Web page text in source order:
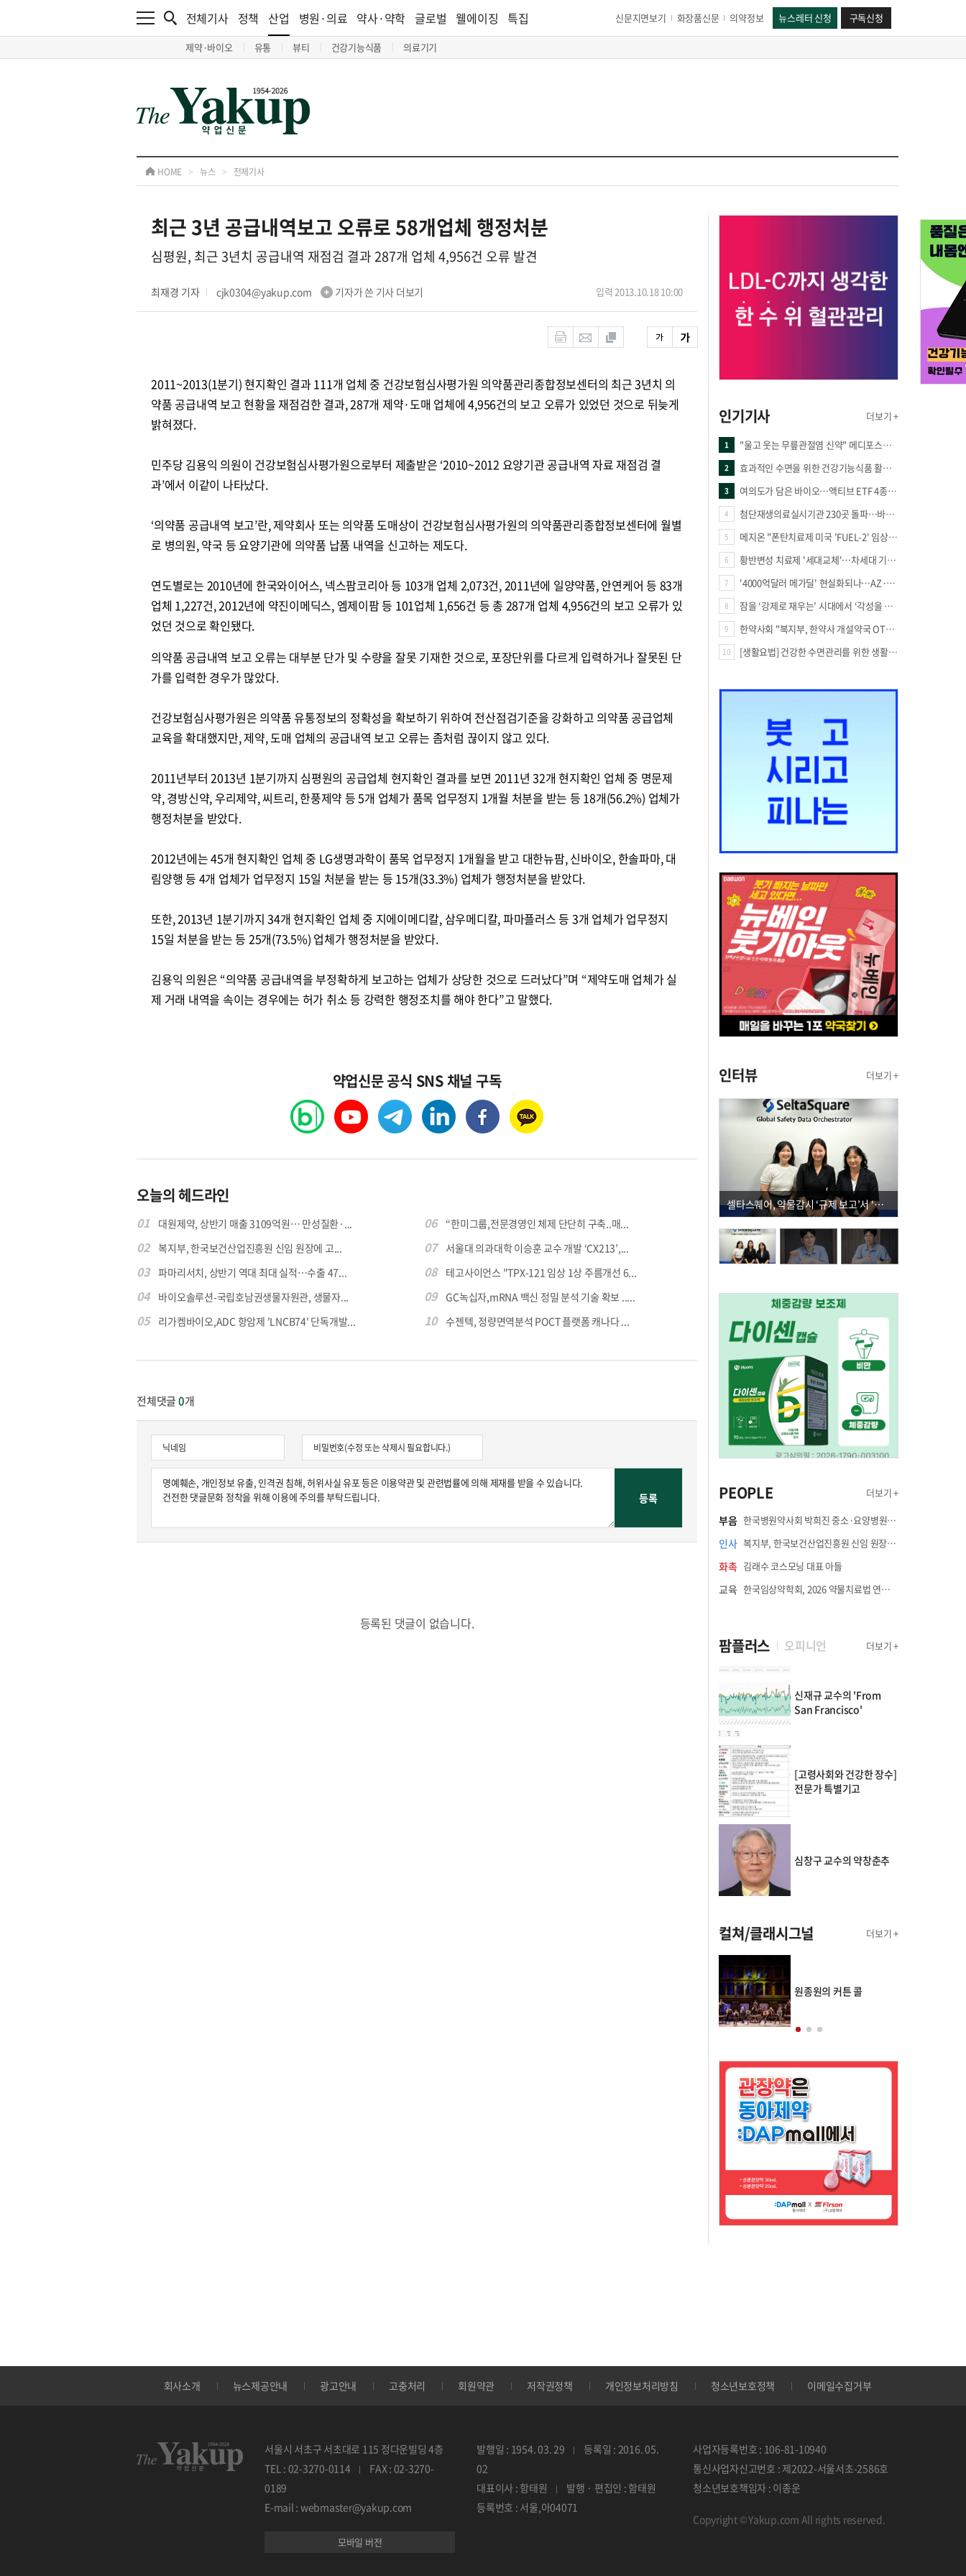
전체기사 정책 산업
제약·바이오 유통 뷰티 건강기능식품 의료기기
병원·의료 약사·약학 글로벌 웰에이징 특집 신문지면보기 화장품신문 의약정보 뉴스레터 신청 구독신청
HOME > 뉴스 > 전체기사
최근 3년 공급내역보고 오류로 58개업체 행정처분
심평원, 최근 3년치 공급내역 재점검 결과 287개 업체 4,956건 오류 발견
최재경 기자 cjk0304@yakup.com 기자가 쓴 기사 더보기 입력 2013.10.18 10:00
2011~2013(1분기) 현지확인 결과 111개 업체 중 건강보험심사평가원 의약품관리종합정보센터의 최근 3년치 의
약품 공급내역 보고 현황을 재점검한 결과, 287개 제약·도매 업체에 4,956건의 보고 오류가 있었던 것으로 뒤늦게
밝혀졌다.
민주당 김용익 의원이 건강보험심사평가원으로부터 제출받은 ‘2010~2012 요양기관 공급내역 자료 재점검 결
과’에서 이같이 나타났다.
‘의약품 공급내역 보고’란, 제약회사 또는 의약품 도매상이 건강보험심사평가원의 의약품관리종합정보센터에 월별
로 병의원, 약국 등 요양기관에 의약품 납품 내역을 신고하는 제도다.
연도별로는 2010년에 한국와이어스, 넥스팜코리아 등 103개 업체 2,073건, 2011년에 일양약품, 안연케어 등 83개
업체 1,227건, 2012년에 약진이메딕스, 엠제이팜 등 101업체 1,656건 등 총 287개 업체 4,956건의 보고 오류가 있
었던 것으로 확인됐다.
의약품 공급내역 보고 오류는 대부분 단가 및 수량을 잘못 기재한 것으로, 포장단위를 다르게 입력하거나 잘못된 단
가를 입력한 경우가 많았다.
건강보험심사평가원은 의약품 유통정보의 정확성을 확보하기 위하여 전산점검기준을 강화하고 의약품 공급업체
교육을 확대했지만, 제약, 도매 업체의 공급내역 보고 오류는 좀처럼 끊이지 않고 있다.
2011년부터 2013년 1분기까지 심평원의 공급업체 현지확인 결과를 보면 2011년 32개 현지확인 업체 중 명문제
약, 경방신약, 우리제약, 씨트리, 한풍제약 등 5개 업체가 품목 업무정지 1개월 처분을 받는 등 18개(56.2%) 업체가
행정처분을 받았다.
2012년에는 45개 현지확인 업체 중 LG생명과학이 품목 업무정지 1개월을 받고 대한뉴팜, 신바이오, 한솔파마, 대
림양행 등 4개 업체가 업무정지 15일 처분을 받는 등 15개(33.3%) 업체가 행정처분을 받았다.
또한, 2013년 1분기까지 34개 현지확인 업체 중 지에이메디칼, 삼우메디칼, 파마플러스 등 3개 업체가 업무정지
15일 처분을 받는 등 25개(73.5%) 업체가 행정처분을 받았다.
김용익 의원은 “의약품 공급내역을 부정확하게 보고하는 업체가 상당한 것으로 드러났다”며 “제약도매 업체가 실
제 거래 내역을 속이는 경우에는 허가 취소 등 강력한 행정조치를 해야 한다”고 말했다.
약업신문 공식 SNS 채널 구독
오늘의 헤드라인
01 대원제약, 상반기 매출 3109억원… 만성질환·...
02 복지부, 한국보건산업진흥원 신임 원장에 고...
03 파마리서치, 상반기 역대 최대 실적…수출 47...
04 바이오솔루션-국립호남권생물자원관, 생물자...
05 리가켐바이오,ADC 항암제 'LNCB74' 단독개발...
06 “한미그룹,전문경영인 체제 단단히 구축..매...
07 서울대 의과대학 이승훈 교수 개발 ‘CX213’,...
08 테고사이언스 "TPX-121 임상 1상 주름개선 6...
09 GC녹십자,mRNA 백신 정밀 분석 기술 확보 .....
10 수젠텍, 정량면역분석 POCT 플랫폼 캐나다 ...
전체댓글0개
등록된 댓글이 없습니다.
인기기사 더보기 +
1 "울고 웃는 무릎관절염 신약" 메디포스트·강스템·네이처셀 전진, 코오롱티슈진 반전 과제
2 효과적인 수면을 위한 건강기능식품 활용법
3 여의도가 담은 바이오…액티브 ETF 4종의 선택은
4 첨단재생의료실시기관 230곳 돌파…바이오 새 시장 꿈틀
5 메지온 "폰탄치료제 미국 'FUEL-2' 임상 프로토콜 영국 승인"
6 황반변성 치료제 '세대교체'…차세대 기전 경쟁 본격화
7 '4000억달러 메가딜' 현실화되나…AZ·BMS 합병설에 글로벌 제약업계 촉각
8 잠을 ‘강제로 재우는’ 시대에서 ‘각성을 낮추는’ 시대로
9 한약사회 "복지부, 한약사 개설약국 OTC 공급 방해 더는 방관 말아야"
10 [생활요법] 건강한 수면관리를 위한 생활요법
인터뷰 더보기 +
셀타스퀘어, 약물감시 ‘규제 보고’서 ‘데이터 의사결정’으로 "PVX 전환 요구 커진다"
PEOPLE 더보기 +
부음 한국병원약사회 박희진 중소·요양병원이사(충청북도 청주의료원 약제팀장) 부친상
인사 복지부, 한국보건산업진흥원 신임 원장에 고상백 교수 임명
화촉 김래수 코스모닝 대표 아들
교육 한국임상약학회, 2026 약물치료법 연수강좌 8월 21일 개최
팜플러스 오피니언 더보기 +
신재규 교수의 'From
San Francisco'
[고령사회와 건강한 장수]
전문가 특별기고
심창구 교수의 약창춘추
컬쳐/클래시그널 더보기 +
원종원의 커튼 콜
회사소개 뉴스제공안내 광고안내 고충처리 회원약관 저작권정책 개인정보처리방침 청소년보호정책 이메일수집거부
서울시 서초구 서초대로 115 정다운빌딩 4층
TEL : 02-3270-0114
FAX : 02-3270-
0189
E-mail : webmaster@yakup.com
모바일 버전
발행일 : 1954. 03. 29
등록일 : 2016. 05.
02
대표이사 : 함태원
발행 · 편집인 : 함태원
등록번호 : 서울,아04071
사업자등록번호 : 106-81-10940
통신사업자신고번호 : 제2022-서울서초-2586호
청소년보호책임자 : 이종운
Copyright © Yakup.com All rights reserved.